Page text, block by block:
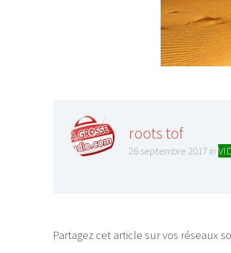
roots tof
26 septembre 2017 in
Partagez cet article sur vos réseaux